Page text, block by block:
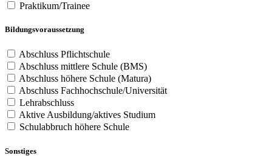
Praktikum/Trainee
Bildungsvoraussetzung
Abschluss Pflichtschule
Abschluss mittlere Schule (BMS)
Abschluss höhere Schule (Matura)
Abschluss Fachhochschule/Universität
Lehrabschluss
Aktive Ausbildung/aktives Studium
Schulabbruch höhere Schule
Sonstiges